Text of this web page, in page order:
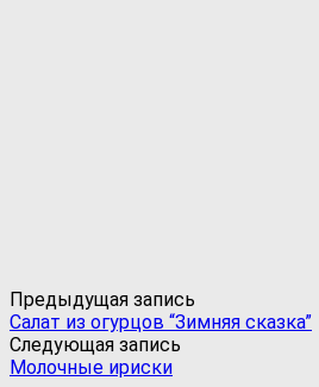
Предыдущая запись
Салат из огурцов “Зимняя сказка”
Следующая запись
Молочные ириски